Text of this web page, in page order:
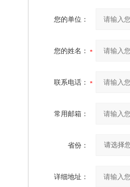
您的单位：
您的姓名：
联系电话：
常用邮箱：
省份：
详细地址：